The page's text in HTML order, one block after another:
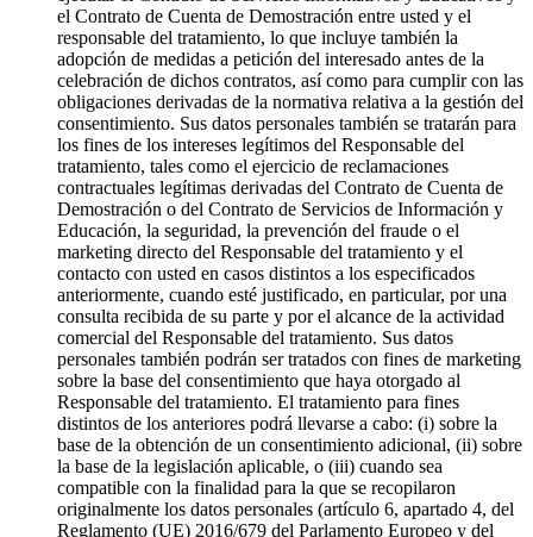
el Contrato de Cuenta de Demostración entre usted y el
responsable del tratamiento, lo que incluye también la
adopción de medidas a petición del interesado antes de la
celebración de dichos contratos, así como para cumplir con las
obligaciones derivadas de la normativa relativa a la gestión del
consentimiento. Sus datos personales también se tratarán para
los fines de los intereses legítimos del Responsable del
tratamiento, tales como el ejercicio de reclamaciones
contractuales legítimas derivadas del Contrato de Cuenta de
Demostración o del Contrato de Servicios de Información y
Educación, la seguridad, la prevención del fraude o el
marketing directo del Responsable del tratamiento y el
contacto con usted en casos distintos a los especificados
anteriormente, cuando esté justificado, en particular, por una
consulta recibida de su parte y por el alcance de la actividad
comercial del Responsable del tratamiento. Sus datos
personales también podrán ser tratados con fines de marketing
sobre la base del consentimiento que haya otorgado al
Responsable del tratamiento. El tratamiento para fines
distintos de los anteriores podrá llevarse a cabo: (i) sobre la
base de la obtención de un consentimiento adicional, (ii) sobre
la base de la legislación aplicable, o (iii) cuando sea
compatible con la finalidad para la que se recopilaron
originalmente los datos personales (artículo 6, apartado 4, del
Reglamento (UE) 2016/679 del Parlamento Europeo y del